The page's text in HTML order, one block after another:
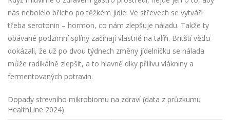
nás nebolelo břicho po těžkém jídle. Ve střevech se vytváří
třeba serotonin – hormon, co nám zlepšuje náladu. Takže ty
obávané podzimní splíny začínají vlastně na talíři. Britští vědci
dokázali, že už po dvou týdnech změny jídelníčku se nálada
může radikálně zlepšit, a to hlavně díky přílivu vlákniny a
fermentovaných potravin.
Dopady strevního mikrobiomu na zdraví (data z průzkumu
HealthLine 2024)